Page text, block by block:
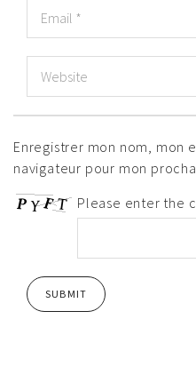
Enregistrer mon nom, mon
navigateur pour mon
Please enter the